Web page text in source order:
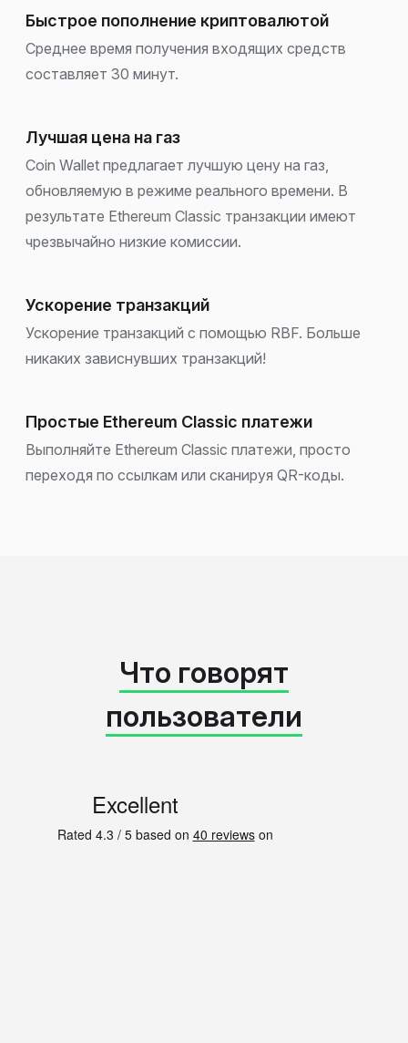
Быстрое пополнение криптовалютой
Среднее время получения входящих средств
составляет 30 минут.
Лучшая цена на газ
Coin Wallet предлагает лучшую цену на газ,
обновляемую в режиме реального времени. В
результате Ethereum Classic транзакции имеют
чрезвычайно низкие комиссии.
Ускорение транзакций
Ускорение транзакций с помощью RBF. Больше
никаких зависнувших транзакций!
Простые Ethereum Classic платежи
Выполняйте Ethereum Classic платежи, просто
переходя по ссылкам или сканируя QR-коды.
Что говорят
пользователи